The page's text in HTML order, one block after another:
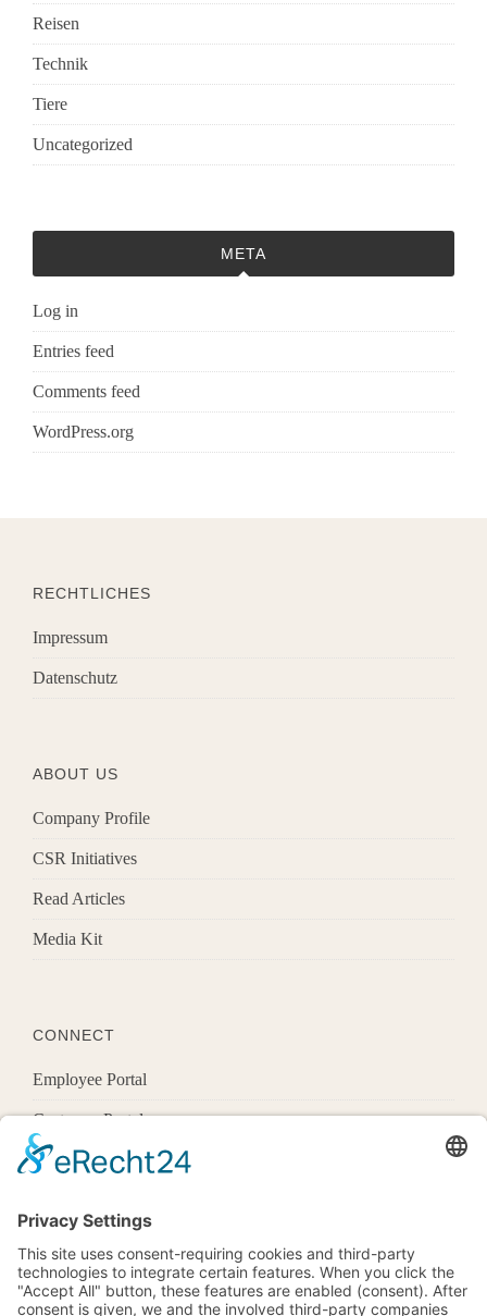
Reisen
Technik
Tiere
Uncategorized
META
Log in
Entries feed
Comments feed
WordPress.org
RECHTLICHES
Impressum
Datenschutz
ABOUT US
Company Profile
CSR Initiatives
Read Articles
Media Kit
CONNECT
Employee Portal
Customer Portal
Offices